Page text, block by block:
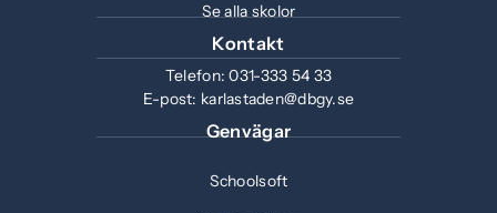
Se alla skolor
Kontakt
Telefon:031-333 54 33
E-post: karlastaden@dbgy.se
Genvägar
Schoolsoft